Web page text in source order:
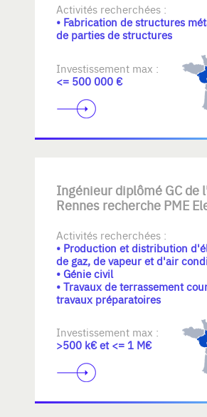
Activités recherchées :
• Fabrication de structures
de parties de structures
Investissement max :
<= 500 000 €
Ingénieur diplômé GC de
Rennes recherche PME
Activités recherchées :
• Production et distribution
de gaz, de vapeur et d'air
• Génie civil
• Travaux de terrassement
travaux préparatoires
Investissement max :
>500 k€ et <= 1 M€